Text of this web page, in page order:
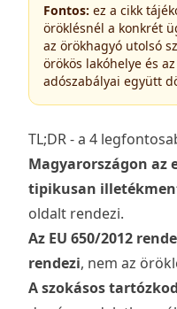
Fontos: ez a cikk
öröklésnél a konkrét
az örökhagyó utolsó
örökös lakóhelye és
adószabályai együtt
TL;DR - a 4
Magyarországon az
tipikusan
oldalt rendezi.
Az EU 650/2012
rendezi, nem az
A szokásos